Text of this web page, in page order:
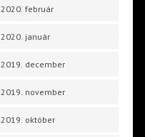
2020. február
2020. január
2019. december
2019. november
2019. október